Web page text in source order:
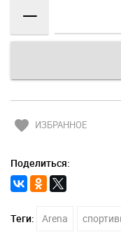
—
favorite ИЗБРАННОЕ
Поделиться:
Теги: Arena